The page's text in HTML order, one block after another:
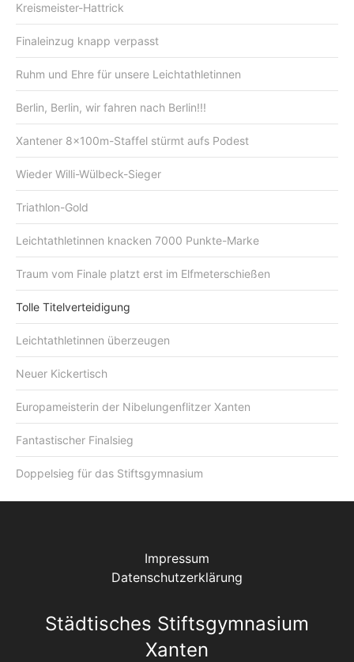
Kreismeister-Hattrick
Finaleinzug knapp verpasst
Ruhm und Ehre für unsere Leichtathletinnen
Berlin, Berlin, wir fahren nach Berlin!!!
Xantener 8x100m-Staffel stürmt aufs Podest
Wieder Willi-Wülbeck-Sieger
Triathlon-Gold
Leichtathletinnen knacken 7000 Punkte-Marke
Traum vom Finale platzt erst im Elfmeterschießen
Tolle Titelverteidigung
Leichtathletinnen überzeugen
Neuer Kickertisch
Europameisterin der Nibelungenflitzer Xanten
Fantastischer Finalsieg
Doppelsieg für das Stiftsgymnasium
Impressum
Datenschutzerklärung
Städtisches Stiftsgymnasium
Xanten